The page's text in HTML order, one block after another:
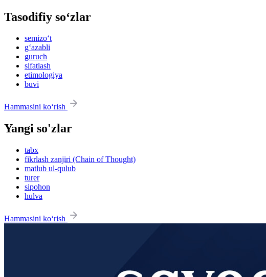
Tasodifiy so‘zlar
semizo‘t
g‘azabli
guruch
sifatlash
etimologiya
buvi
Hammasini ko‘rish
Yangi so'zlar
tabx
fikrlash zanjiri (Chain of Thought)
matlub ul-qulub
turer
sipohon
hulva
Hammasini ko‘rish